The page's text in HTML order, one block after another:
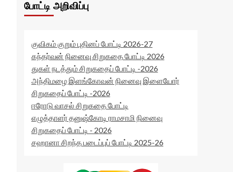
போட்டி அறிவிப்பு
குவிகம் குறும் புதினப் போட்டி 2026-27
கந்தர்வன் நினைவு சிறுகதை போட்டி 2026
துகள் நடத்தும் சிறுகதைப் போட்டி -2026
அந்திமழை இளங்கோவன் நினைவு இளையோர்
சிறுகதைப் போட்டி -2026
ஈரோடு வாசல் சிறுகதை போட்டி
எழுத்தாளர் தனுஷ்கோடி ராமசாமி நினைவு
சிறுகதைப் போட்டி - 2026
சஹானா சிறந்த படைப்புப் போட்டி 2025-26